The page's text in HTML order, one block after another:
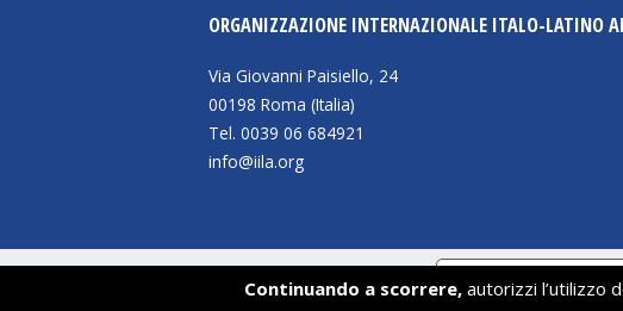
ORGANIZZAZIONE INTERNAZIONALE ITALO-LATINO
Via Giovanni Paisiello, 24
00198 Roma (Italia)
Tel. 0039 06 684921
info@iila.org
Informativa sulla
Continuando a scorrere,autorizzi l’utilizzo